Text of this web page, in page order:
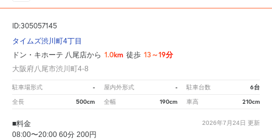
ID:305057145
タイムズ渋川町4丁目
ドン・キホーテ 八尾店から 1.0km 徒歩 13～19分
大阪府八尾市渋川町4-8
駐車場形式 - 屋内外形式 - 駐車台数 6台
全長 500cm 全幅 190cm 車高 210cm
2026年7月24日 更新
■料金
08:00〜20:00 60分 200円